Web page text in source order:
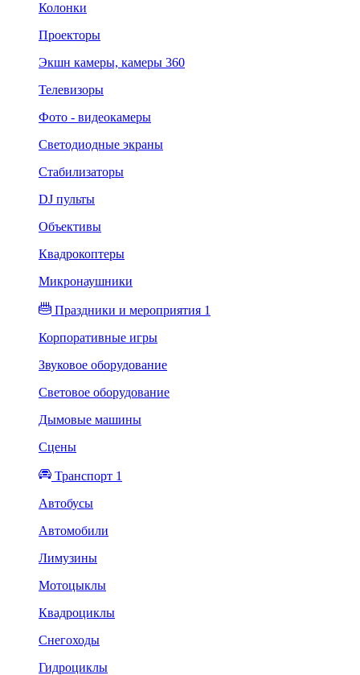
Колонки
Проекторы
Экшн камеры, камеры 360
Телевизоры
Фото - видеокамеры
Светодиодные экраны
Стабилизаторы
DJ пульты
Объективы
Квадрокоптеры
Микронаушники
Праздники и мероприятия 1
Корпоративные игры
Звуковое оборудование
Световое оборудование
Дымовые машины
Сцены
Транспорт 1
Автобусы
Автомобили
Лимузины
Мотоцыклы
Квадроциклы
Снегоходы
Гидроциклы